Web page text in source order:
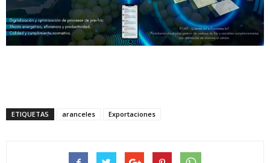
ETIQUETAS aranceles Exportaciones